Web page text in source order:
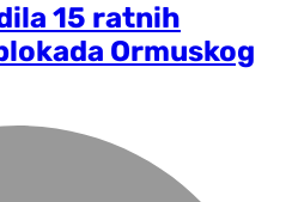
15 ratnih
Ormuskog